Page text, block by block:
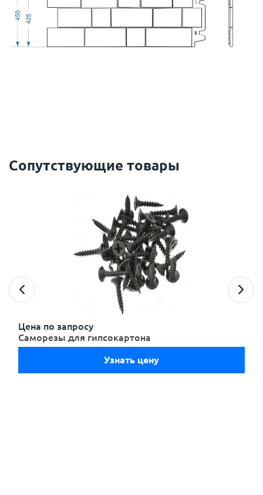
политикой обработки персональных данных
ознакомлен(-а) и даюсогласиена обработку
персональных данных
с политикой конфиденциальности
ознакомлен(-а)
и даю согласие
Внимание!
Долго служат
Сопутствующие товары
Цена по запросу
Саморезы для гипсокартона
Узнать цену